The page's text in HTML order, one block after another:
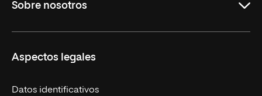
Licenciaturas en línea
Cursos Europeos
Títulos Americanos
Sobre nosotros
Nuestros alumnos
Únete a nosotros
Aspectos legales
Datos identificativos